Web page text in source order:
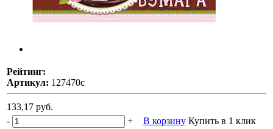
Рейтинг:
Артикул: 127470с
133,17 руб.
-
+ В корзину Купить в 1 клик